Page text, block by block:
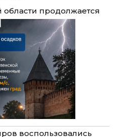
продолжается
воспользовались